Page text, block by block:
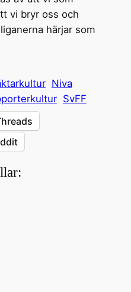
vi bryr oss och
härjar som
Niva
SvFF